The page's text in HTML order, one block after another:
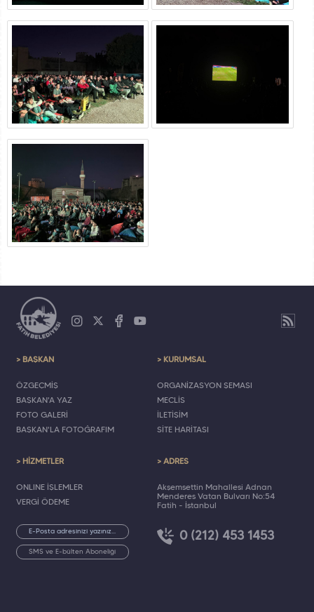
> BAŞKAN
ÖZGEÇMİŞ
BAŞKAN'A YAZ
FOTO GALERİ
BAŞKAN'LA FOTOĞRAFIM
> KURUMSAL
ORGANİZASYON ŞEMASI
MECLİS
İLETİŞİM
SİTE HARİTASI
> HİZMETLER
ONLINE İŞLEMLER
VERGİ ÖDEME
SMS ve E-bülten Aboneliği
> ADRES
Akşemsettin Mahallesi Adnan
Menderes Vatan Bulvarı No:54
Fatih - İstanbul
0 (212) 453 1453